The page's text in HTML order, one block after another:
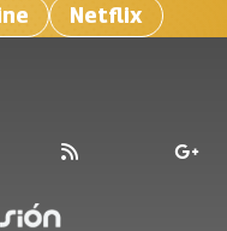
Netflix